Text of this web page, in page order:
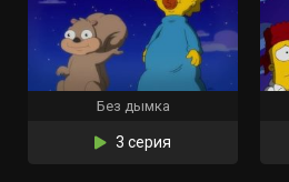
Без дымка
3 серия